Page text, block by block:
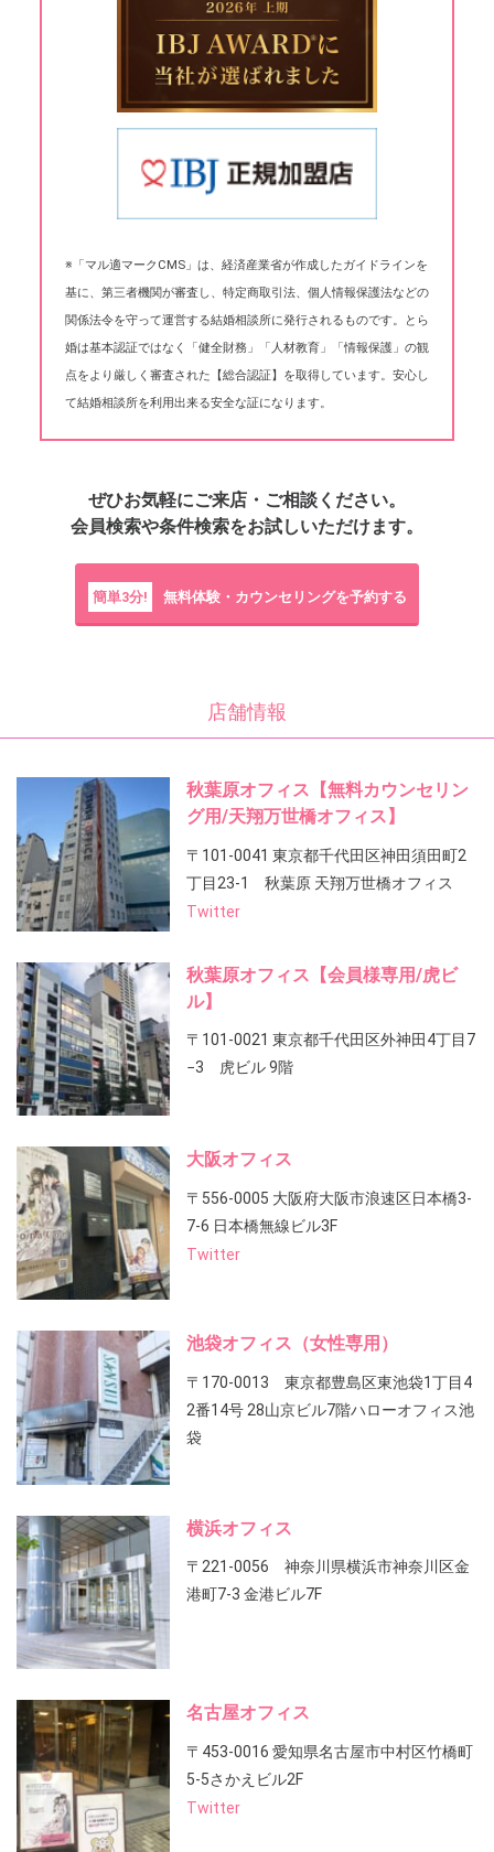
※「マル適マークCMS」は、経済産業省が作成したガイドラインを
基に、第三者機関が審査し、特定商取引法、個人情報保護法などの
関係法令を守って運営する結婚相談所に発行されるものです。とら
婚は基本認証ではなく「健全財務」「人材教育」「情報保護」の観
点をより厳しく審査された【総合認証】を取得しています。安心し
て結婚相談所を利用出来る安全な証になります。
ぜひお気軽にご来店・ご相談ください。
会員検索や条件検索をお試しいただけます。
簡単3分! 無料体験・カウンセリングを予約する
店舗情報
秋葉原オフィス【無料カウンセリン
グ用/天翔万世橋オフィス】
〒101-0041 東京都千代田区神田須田町2
丁目23-1 秋葉原 天翔万世橋オフィス
Twitter
秋葉原オフィス【会員様専用/虎ビ
ル】
〒101-0021 東京都千代田区外神田4丁目7
−3 虎ビル 9階
大阪オフィス
〒556-0005 大阪府大阪市浪速区日本橋3-
7-6 日本橋無線ビル3F
Twitter
池袋オフィス（女性専用）
〒170-0013 東京都豊島区東池袋1丁目4
2番14号 28山京ビル7階ハローオフィス池
袋
横浜オフィス
〒221-0056 神奈川県横浜市神奈川区金
港町7-3 金港ビル7F
名古屋オフィス
〒453-0016 愛知県名古屋市中村区竹橋町
5-5さかえビル2F
Twitter